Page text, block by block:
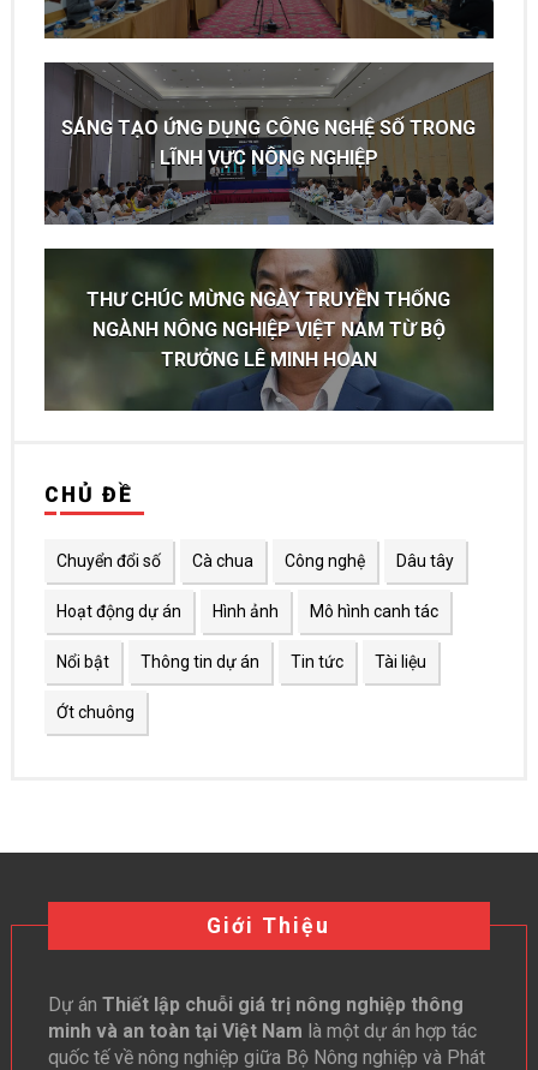
SÁNG TẠO ỨNG DỤNG CÔNG NGHỆ SỐ TRONG
LĨNH VỰC NÔNG NGHIỆP
THƯ CHÚC MỪNG NGÀY TRUYỀN THỐNG
NGÀNH NÔNG NGHIỆP VIỆT NAM TỪ BỘ
TRƯỞNG LÊ MINH HOAN
CHỦ ĐỀ
Chuyển đổi số Cà chua Công nghệ Dâu tây
Hoạt động dự án Hình ảnh Mô hình canh tác
Nổi bật Thông tin dự án Tin tức Tài liệu
Ớt chuông
Giới Thiệu
Dự án Thiết lập chuỗi giá trị nông nghiệp thông
minh và an toàn tại Việt Nam là một dự án hợp tác
quốc tế về nông nghiệp giữa Bộ Nông nghiệp và Phát